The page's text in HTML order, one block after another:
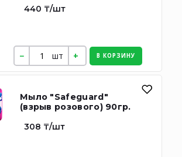
440 ₸/шт
шт В КОРЗИНУ
Мыло "Safeguard"
(взрыв розового) 90гр.
308 ₸/шт